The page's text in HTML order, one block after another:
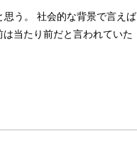
う。 社会的な背景で言え
当たり前だと言われてい